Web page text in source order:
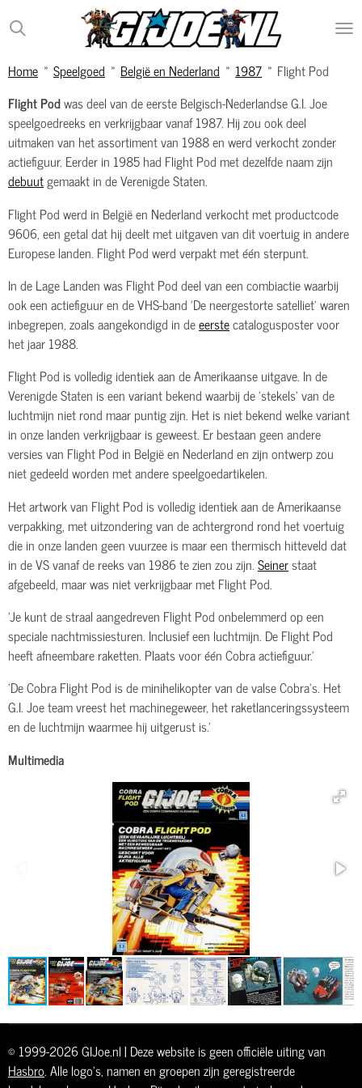
Ga
direct
de
Home » Speelgoed » België en Nederland » 1987 » Flight Pod
Flight Podwas deel van de eerste Belgisch-Nederlandse G.I. Joe
speelgoedreeks en verkrijgbaar vanaf 1987. Hij zou ook deel
uitmaken van het assortiment van 1988 en werd verkocht zonder
actiefiguur. Eerder in 1985 had Flight Pod met dezelfde naam zijn
debuutgemaakt in de Verenigde Staten.
Flight Pod werd in België en Nederland verkocht met productcode
9606, een getal dat hij deelt met uitgaven van dit voertuig in andere
Europese landen. Flight Pod werd verpakt met één sterpunt.
In de Lage Landen was Flight Pod deel van een combiactie waarbij
ook een actiefiguur en de VHS-band 'De neergestorte satelliet' waren
inbegrepen, zoals aangekondigd in deeerstecatalogusposter voor
het jaar 1988.
Flight Pod is volledig identiek aan de Amerikaanse uitgave. In de
Verenigde Staten is een variant bekend waarbij de 'stekels' van de
luchtmijn niet rond maar puntig zijn. Het is niet bekend welke variant
in onze landen verkrijgbaar is geweest. Er bestaan geen andere
versies van Flight Pod in België en Nederland en zijn ontwerp zou
niet gedeeld worden met andere speelgoedartikelen.
Het artwork van Flight Pod is volledig identiek aan de Amerikaanse
verpakking, met uitzondering van de achtergrond rond het voertuig
die in onze landen geen vuurzee is maar een thermisch hitteveld dat
in de VS vanaf de reeks van 1986 te zien zou zijn.Seinerstaat
afgebeeld, maar was niet verkrijgbaar met Flight Pod.
'Je kunt de straal aangedreven Flight Pod onbelemmerd op een
speciale nachtmissiesturen. Inclusief een luchtmijn. De Flight Pod
heeft afneembare raketten. Plaats voor één Cobra actiefiguur.'
'De Cobra Flight Pod is de minihelikopter van de valse Cobra's. Het
G.I. Joe team vreest het machinegeweer, het raketlanceringssysteem
en de luchtmijn waarmee hij uitgerust is.'
Multimedia
© 1999-2026 GIJoe.nl | Deze website is geen officiële uiting van
Hasbro. Alle logo's, namen en groepen zijn geregistreerde